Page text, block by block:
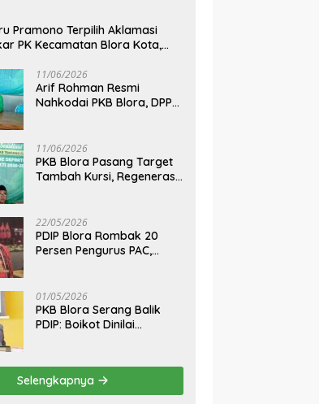
Pramono Terpilih Aklamasi
PK Kecamatan Blora Kota,
11/06/2026
Arif Rohman Resmi
Nahkodai PKB Blora, DPP
11/06/2026
PKB Blora Pasang Target
Tambah Kursi, Regenerasi
22/05/2026
PDIP Blora Rombak 20
Persen Pengurus PAC,
Kursi Ketua DPRD
01/05/2026
PKB Blora Serang Balik
PDIP: Boikot Dinilai
“Pembunuhan Karakter”
Selengkapnya